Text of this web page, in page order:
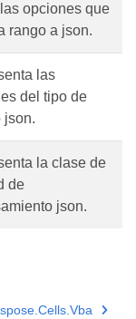
las opciones que
rango a json.
las
del tipo de
json.
la clase de
de
json.